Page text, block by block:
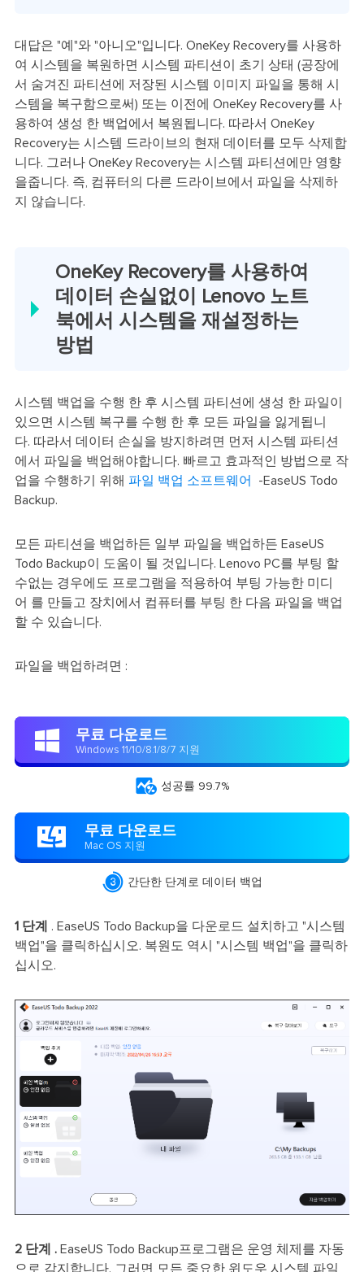
대답은 "예"와 "아니오"입니다. OneKey Recovery를 사용하
여 시스템을 복원하면 시스템 파티션이 초기 상태 (공장에
서 숨겨진 파티션에 저장된 시스템 이미지 파일을 통해 시
스템을 복구함으로써) 또는 이전에 OneKey Recovery를 사
용하여 생성 한 백업에서 복원됩니다. 따라서 OneKey
Recovery는 시스템 드라이브의 현재 데이터를 모두 삭제합
니다. 그러나 OneKey Recovery는 시스템 파티션에만 영향
을줍니다. 즉, 컴퓨터의 다른 드라이브에서 파일을 삭제하
지 않습니다.
OneKey Recovery를 사용하여
데이터 손실없이 Lenovo 노트
북에서 시스템을 재설정하는
방법
시스템 백업을 수행 한 후 시스템 파티션에 생성 한 파일이
있으면 시스템 복구를 수행 한 후 모든 파일을 잃게됩니
다. 따라서 데이터 손실을 방지하려면 먼저 시스템 파티션
에서 파일을 백업해야합니다. 빠르고 효과적인 방법으로 작
업을 수행하기 위해 파일 백업 소프트웨어
-EaseUS Todo
Backup.
모든 파티션을 백업하든 일부 파일을 백업하든 EaseUS
Todo Backup이 도움이 될 것입니다. Lenovo PC를 부팅 할
수없는 경우에도 프로그램을 적용하여 부팅 가능한 미디
어 를 만들고 장치에서 컴퓨터를 부팅 한 다음 파일을 백업
할 수 있습니다.
파일을 백업하려면 :
 무료 다운로드
Windows 11/10/8.1/8/7 지원
 성공률 99.7%
 무료 다운로드
Mac OS 지원
 간단한 단계로 데이터 백업
1 단계 . EaseUS Todo Backup을 다운로드 설치하고 "시스템
백업"을 클릭하십시오. 복원도 역시 "시스템 백업"을 클릭하
십시오.
2 단계 .EaseUS Todo Backup프로그램은 운영 체제를 자동
으로 감지합니다. 그러면 모든 중요한 윈도우 시스템 파일